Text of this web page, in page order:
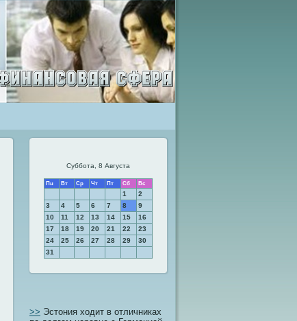
Суббота, 8 Августа
Пн Вт Ср Чт Пт Сб Вс
1
2
3
4 5 6 7 8
9
10
11 12 13 14 15
16
17
18 19 20 21 22
23
24
25 26 27 28 29
30
31
>> Эстония ходит в отличниках